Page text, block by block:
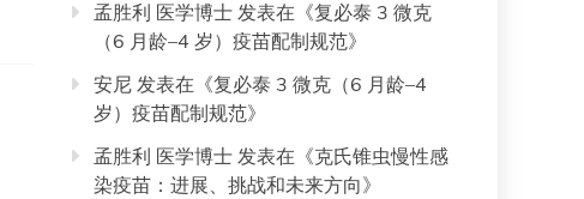
孟胜利 医学博士 发表在《复必泰 3 微克
（6 月龄–4 岁）疫苗配制规范》
安尼 发表在《复必泰 3 微克（6 月龄–4
岁）疫苗配制规范》
孟胜利 医学博士 发表在《克氏锥虫慢性感
染疫苗：进展、挑战和未来方向》